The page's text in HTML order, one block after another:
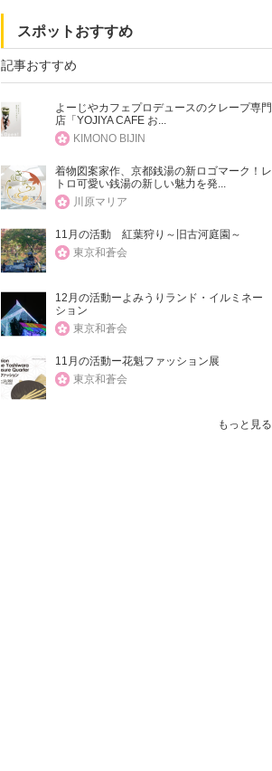
スポットおすすめ
記事おすすめ
よーじやカフェプロデュースのクレープ専門
店「YOJIYA CAFE お...
KIMONO BIJIN
着物図案家作、京都銭湯の新ロゴマーク！レ
トロ可愛い銭湯の新しい魅力を発...
川原マリア
11月の活動 紅葉狩り～旧古河庭園～
東京和蒼会
12月の活動ーよみうりランド・イルミネー
ション
東京和蒼会
11月の活動ー花魁ファッション展
東京和蒼会
もっと見る